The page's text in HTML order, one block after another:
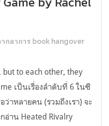
กอาการ book hangover
but to each other, they
เป็นเรื่องลำดับที่ 6 ในซี
ว่าหลายคน (รวมถึงเรา) จะ
อ่าน Heated Rivalry